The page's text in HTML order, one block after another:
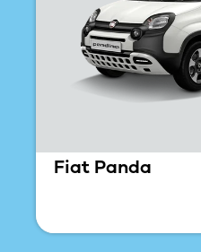
Fiat Panda